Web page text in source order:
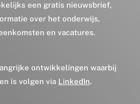
een gratis nieuwsbrief,
over het onderwijs,
en vacatures.
ontwikkelingen waarbij
is volgen via LinkedIn.